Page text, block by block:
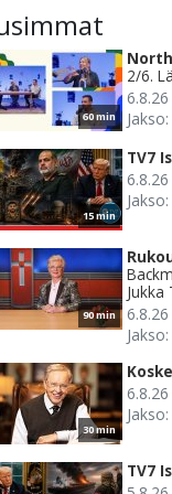
60 min
2/6.
15 min
TV7
90 min
Jukka
30 min
TV7